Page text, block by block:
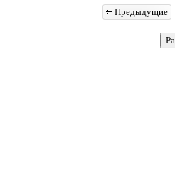
Предыдущие